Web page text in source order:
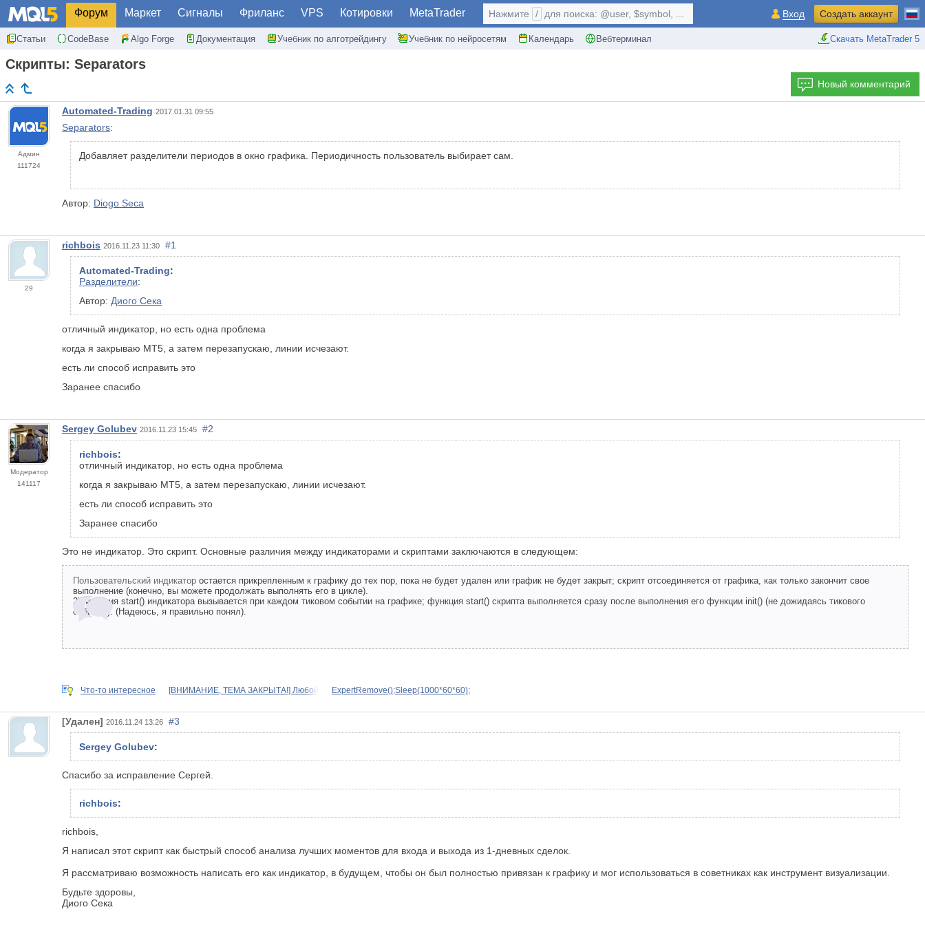
Форум Маркет Сигналы Фриланс VPS Котировки MetaTrader
Статьи CodeBase Algo Forge Документация Учебник по алготрейдингу Учебник по нейросетям Календарь Вебтерминал Скачать MetaTrader 5
Нажмите / для поиска: @user, $symbol, ... Вход Создать аккаунт
Скрипты: Separators
Новый комментарий
Админ
111724
Automated-Trading 2017.01.31 09:55
Separators:
Добавляет разделители периодов в окно графика. Периодичность пользователь выбирает сам.
Автор: Diogo Seca
29
richbois 2016.11.23 11:30 #1
Automated-Trading:
Разделители:
Автор: Диого Сека
отличный индикатор, но есть одна проблема
когда я закрываю МТ5, а затем перезапускаю, линии исчезают.
есть ли способ исправить это
Заранее спасибо
Модератор
141117
Sergey Golubev 2016.11.23 15:45 #2
richbois:
отличный индикатор, но есть одна проблема
когда я закрываю МТ5, а затем перезапускаю, линии исчезают.
есть ли способ исправить это
Заранее спасибо
Это не индикатор. Это скрипт. Основные различия между индикаторами и скриптами заключаются в следующем:
Пользовательский индикатор остается прикрепленным к графику до тех пор, пока не будет удален или график не будет закрыт; скрипт отсоединяется от графика, как только закончит свое
выполнение (конечно, вы можете продолжать выполнять его в цикле).
2) Функция start() индикатора вызывается при каждом тиковом событии на графике; функция start() скрипта выполняется сразу после выполнения его функции init() (не дожидаясь тикового
события). (Надеюсь, я правильно понял).
Что-то интересное [ВНИМАНИЕ, ТЕМА ЗАКРЫТА!] Любой ExpertRemove();Sleep(1000*60*60);
[Удален] 2016.11.24 13:26 #3
Sergey Golubev:
Спасибо за исправление Сергей.
richbois:
richbois,
Я написал этот скрипт как быстрый способ анализа лучших моментов для входа и выхода из 1-дневных сделок.
Я рассматриваю возможность написать его как индикатор, в будущем, чтобы он был полностью привязан к графику и мог использоваться в советниках как инструмент визуализации.
Будьте здоровы,
Диого Сека